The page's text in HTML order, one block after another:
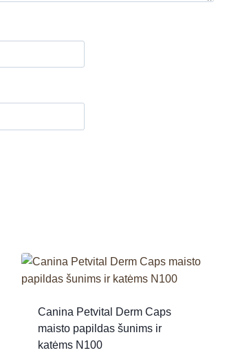
Canina Petvital Derm Caps
maisto papildas šunims ir
katėms N100